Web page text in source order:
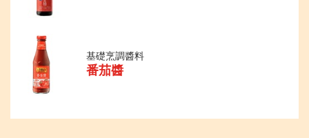
基礎烹調醬料
番茄醬